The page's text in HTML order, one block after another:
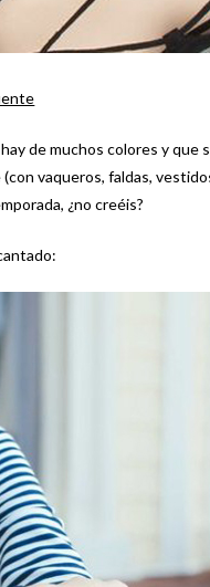
de muchos colores y que
vaqueros, faldas,
¿no creéis?